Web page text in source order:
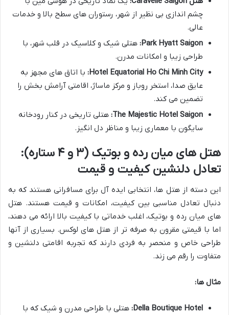
چشم اندازی بی نظیر از شهر، رستوران های سطح بالا و خدمات
عالی.
Park Hyatt Saigon: هتلی شیک و کلاسیک در قلب شهر، با
طراحی زیبا و امکانات مدرن.
Hotel Equatorial Ho Chi Minh City: با اتاق های مجهز به
عایق صدا، استخر روباز و مرکز ماساژ، اقامتی آرامش بخش را
تضمین می کند.
The Majestic Hotel Saigon: هتلی تاریخی در کنار رودخانه
سایگون با معماری زیبا و مناظر دل انگیز.
هتل های میان رده و بوتیک (۳ و ۴ ستاره):
تعادل دلنشین کیفیت و قیمت
این دسته از هتل ها، انتخابی ایده آل برای مسافرانی هستند که به
دنبال تعادل مناسبی بین کیفیت، امکانات و قیمت هستند. هتل
های میان رده و بوتیک، اغلب خدماتی با کیفیت بالا ارائه می دهند،
اما با قیمتی مقرون به صرفه تر از هتل های لوکس. بسیاری از آنها
طراحی خاص و منحصر به فردی دارند که تجربه اقامتی دلنشین و
متفاوت را رقم می زند.
مثال ها:
Della Boutique Hotel: هتلی با طراحی مدرن و شیک که با